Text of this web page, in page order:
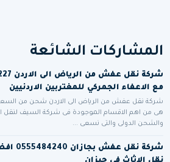
المشاركات الشائعة
شركة نقل
مع الاعفاء الجمركي للمغتربين الاردنيين
شركة نقل عفش من الرياض الى الاردن شحن من
هى من اهم الاقسام الموجودة فى شركة السيف
والشحن الدولى والتى نسعى ...
شركة نقل